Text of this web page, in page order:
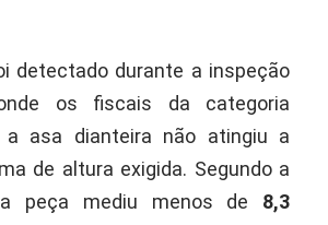
detectado durante a inspeção
os fiscais da categoria
a asa dianteira não atingiu a
de altura exigida. Segundo a
peça mediu menos de 8,3